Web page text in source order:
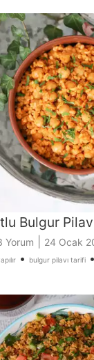
Bulgur
Yorum 24 Ocak
• bulgur pilavı tarifi•